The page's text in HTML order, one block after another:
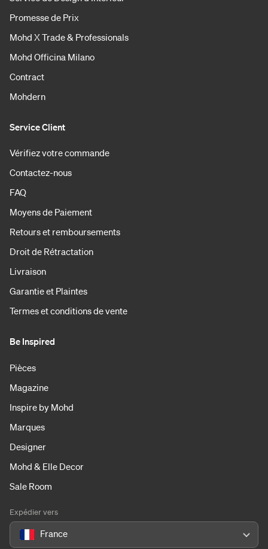
Promesse de Prix
Mohd X Trade & Professionals
Mohd Officina Milano
Contract
Mohdern
Service Client
Vérifiez votre commande
Contactez-nous
FAQ
Moyens de Paiement
Retours et remboursements
Droit de Rétractation
Livraison
Garantie et Plaintes
Termes et conditions de vente
Be Inspired
Pièces
Magazine
Inspire by Mohd
Marques
Designer
Mohd & Elle Decor
Sale Room
Expédier vers
France